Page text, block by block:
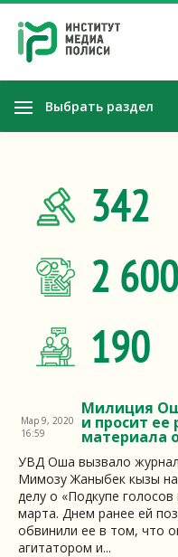
Выбрать раздел
342
2 600
190
Милиция
и просит ее
материала
Мар 9, 2020
16:59
УВД Оша вызвало
Мимозу Жаныбек кызы на
делу о «Подкупе
марта. Днем ранее ей
обвинили ее в том, что
агитатором и...